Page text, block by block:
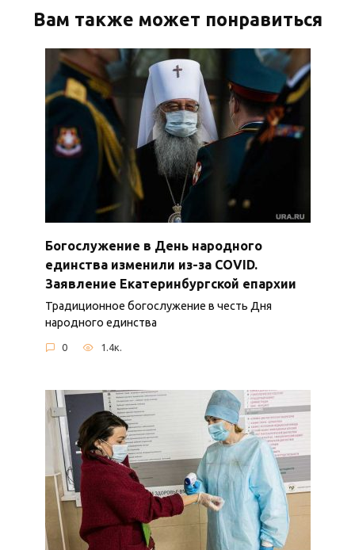
Вам также может понравиться
Богослужение в День народного
единства изменили из-за COVID.
Заявление Екатеринбургской епархии
Традиционное богослужение в честь Дня
народного единства
0 1.4к.